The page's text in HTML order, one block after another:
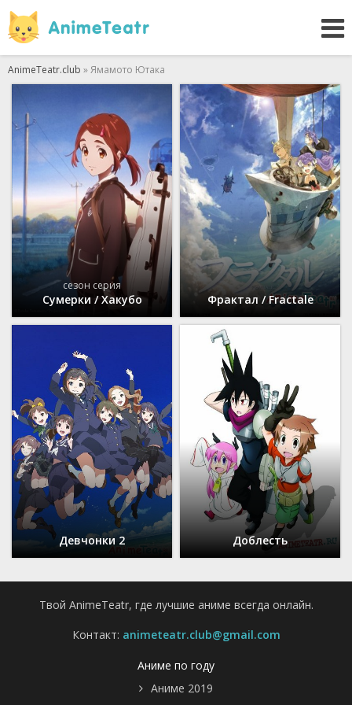
AnimeTeatr.club » Ямамото Ютака
сезон серия
Сумерки / Хакубо Фрактал / Fractale
Девчонки 2 Доблесть
Твой AnimeTeatr, где лучшие аниме всегда онлайн.
Контакт: animeteatr.club@gmail.com
Аниме по году
Аниме 2019